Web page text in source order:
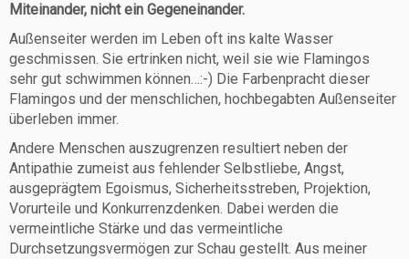
Miteinander, nicht ein Gegeneinander.
Außenseiter werden im Leben oft ins kalte Wasser
geschmissen. Sie ertrinken nicht, weil sie wie Flamingos
sehr gut schwimmen können…:-) Die Farbenpracht dieser
Flamingos und der menschlichen, hochbegabten Außenseiter
überleben immer.
Andere Menschen auszugrenzen resultiert neben der
Antipathie zumeist aus fehlender Selbstliebe, Angst,
ausgeprägtem Egoismus, Sicherheitsstreben, Projektion,
Vorurteile und Konkurrenzdenken. Dabei werden die
vermeintliche Stärke und das vermeintliche
Durchsetzungsvermögen zur Schau gestellt. Aus meiner